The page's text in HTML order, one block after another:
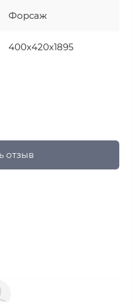
Форсаж
400х420х1895
отзыв